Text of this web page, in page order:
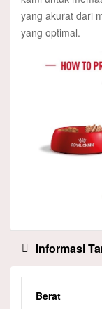
yang akurat dari
yang optimal.
Informasi
Berat